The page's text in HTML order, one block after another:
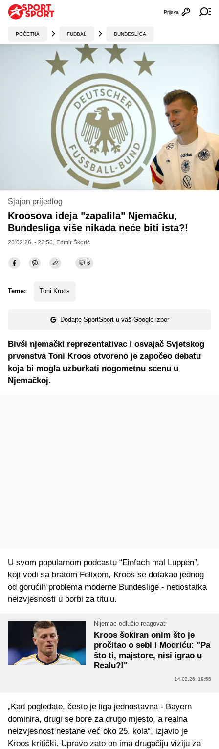
Otvori
Prijava
POČETNA FUDBAL BUNDESLIGA
Sjajan prijedlog
Kroosova ideja "zapalila" Njemačku,
Bundesliga više nikada neće biti ista?!
20.02.26. - 22:56, Edmir Škorić
6
Teme: Toni Kroos
Dodajte SportSport u vaš Google izbor
Bivši njemački reprezentativac i osvajač Svjetskog
prvenstva Toni Kroos otvoreno je započeo debatu
koja bi mogla uzburkati nogometnu scenu u
Njemačkoj.
U svom popularnom podcastu “Einfach mal Luppen”,
koji vodi sa bratom Felixom, Kroos se dotakao jednog
od gorućih problema moderne Bundeslige - nedostatka
neizvjesnosti u borbi za titulu.
Nijemac odlučio reagovati
Kroos šokiran onim što je
pročitao o sebi i Modriću: "Pa
što ti, majstore, nisi igrao u
Realu?!"
14.02.26. 19:55
„Kad pogledate, često je liga jednostavna - Bayern
dominira, drugi se bore za drugo mjesto, a realna
neizvjesnost nestane već oko 25. kola“, izjavio je
Kroos kritički. Upravo zato on ima drugačiju viziju za